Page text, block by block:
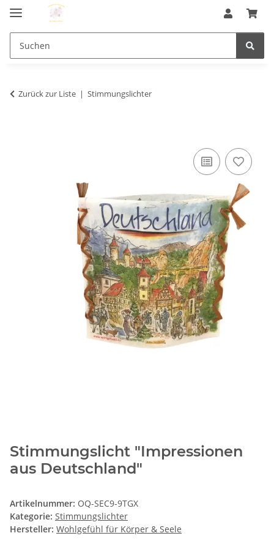
Zurück zur Liste Stimmungslichter
Stimmungslicht "Impressionen
aus Deutschland"
Artikelnummer: OQ-SEC9-9TGX
Kategorie: Stimmungslichter
Hersteller: Wohlgefühl für Körper & Seele